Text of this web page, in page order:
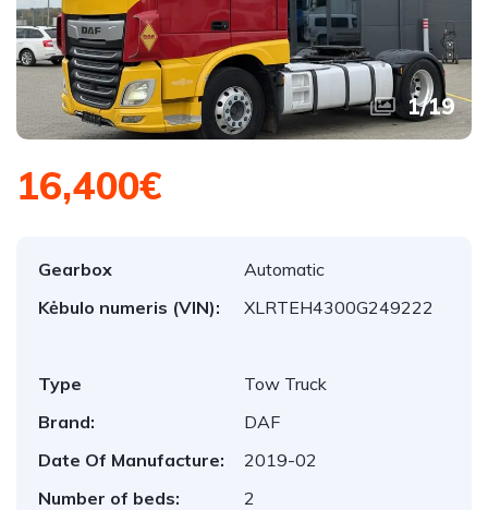
1/19
16,400€
Gearbox
Automatic
Kėbulo numeris (VIN):
XLRTEH4300G249222
Type
Tow Truck
Brand:
DAF
Date Of Manufacture:
2019-02
Number of beds:
2